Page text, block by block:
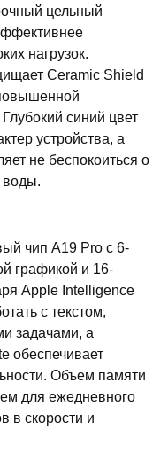
цельный
нагрузок.
Ceramic Shield
синий цвет
устройства, а
не беспокоиться о
воды.
чип A19 Pro с 6-
графикой и 16-
Apple Intelligence
с текстом,
задачами, а
обеспечивает
Объем памяти
для ежедневного
в скорости и